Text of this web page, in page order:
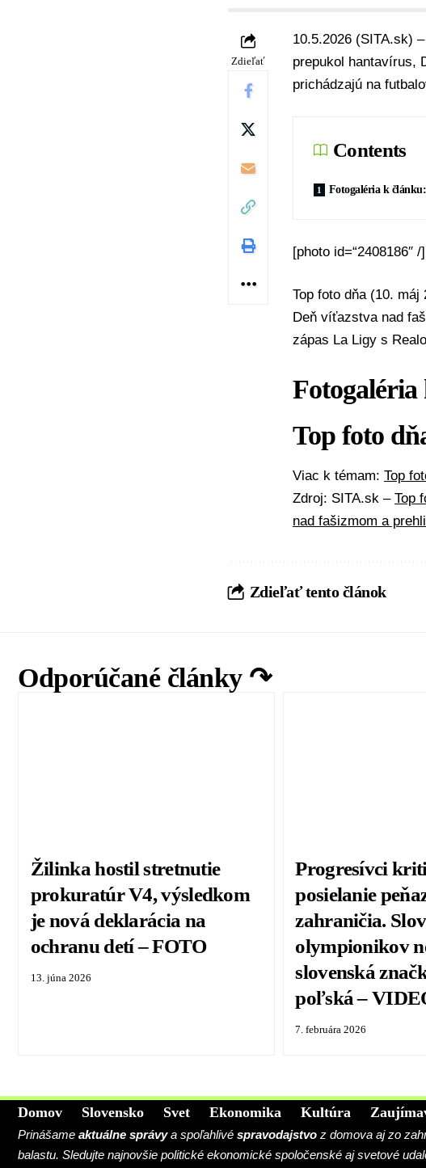
Zdieľať
10.5.2026 (SITA.sk)
prepukol hantavírus,
prichádzajú na
Contents
Fotogaléria k článku:
[photo id=“2408186″ /]
Top foto dňa (10.
Deň víťazstva nad
zápas La Ligy s
Top foto
Viac k témam: Top
Zdroj: SITA.sk – Top
nad fašizmom a
Zdieľať tento článok
Odporúčané články ↷
Žilinka hostil stretnutie
prokuratúr V4, výsledkom
je nová deklarácia na
ochranu detí – FOTO
13. júna 2026
Progresívci
posielanie
zahraničia.
olympionikov
slovenská
poľská –
7. februára 2026
Domov Slovensko Svet Ekonomika Kultúra
Prinášame aktuálne správya spoľahlivé spravodajstvo z domova aj zo
balastu. Sledujte najnovšie politické ekonomické spoločenské aj svetové